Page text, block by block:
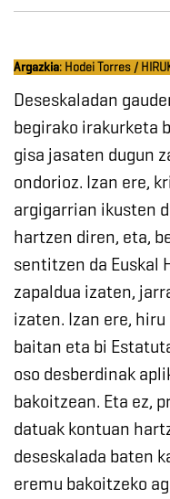
Argazkia: Hodei Torres /
Deseskaladan
begirako irakurketa
gisa jasaten dugun
ondorioz. Izan ere,
argigarrian ikusten
hartzen diren, eta,
sentitzen da Euskal
zapaldua izaten,
izaten. Izan ere,
baitan eta bi
oso desberdinak
bakoitzean. Eta ez,
datuak kontuan
deseskalada baten
eremu bakoitzeko